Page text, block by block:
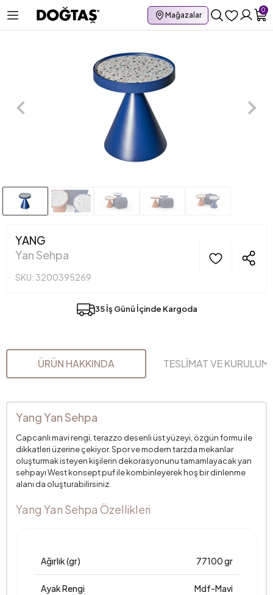
Mağazalar
0
YANG
Yan Sehpa
SKU: 3200395269
35 İş Günü İçinde Kargoda
ÜRÜN HAKKINDA TESLİMAT VE KURULUM
Yang Yan Sehpa
Capcanlı mavi rengi, terazzo desenli üst yüzeyi, özgün formu ile
dikkatleri üzerine çekiyor. Spor ve modern tarzda mekanlar
oluşturmak isteyen kişilerin dekorasyonunu tamamlayacak yan
sehpayı West konsept puf ile kombinleyerek hoş bir dinlenme
alanı da oluşturabilirsiniz.
Yang Yan Sehpa Özellikleri
Ağırlık (gr) 77100 gr
Ayak Rengi Mdf-Mavi